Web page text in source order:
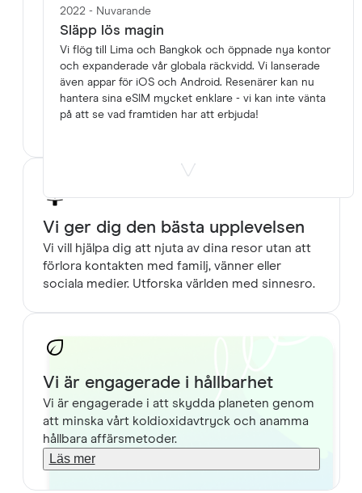
2022 - Nuvarande
Släpp lös magin
Vi flög till Lima och Bangkok och öppnade nya kontor
och expanderade vår globala räckvidd. Vi lanserade
även appar för iOS och Android. Resenärer kan nu
hantera sina eSIM mycket enklare - vi kan inte vänta
på att se vad framtiden har att erbjuda!
Kundtjänsten håller dig alltid om
ryggen.
Vårt supportteam är tillgängligt 24/7 för att
hålla din resa smidig och stressfri. Bland
Vi ger dig den bästa upplevelsen
Vi vill hjälpa dig att njuta av dina resor utan att
förlora kontakten med familj, vänner eller
sociala medier. Utforska världen med sinnesro.
Vi är engagerade i hållbarhet
Vi är engagerade i att skydda planeten genom
att minska vårt koldioxidavtryck och anamma
hållbara affärsmetoder.
Läs mer